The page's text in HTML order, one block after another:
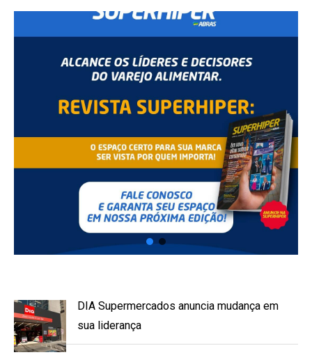
DIA Supermercados anuncia mudança em
sua liderança